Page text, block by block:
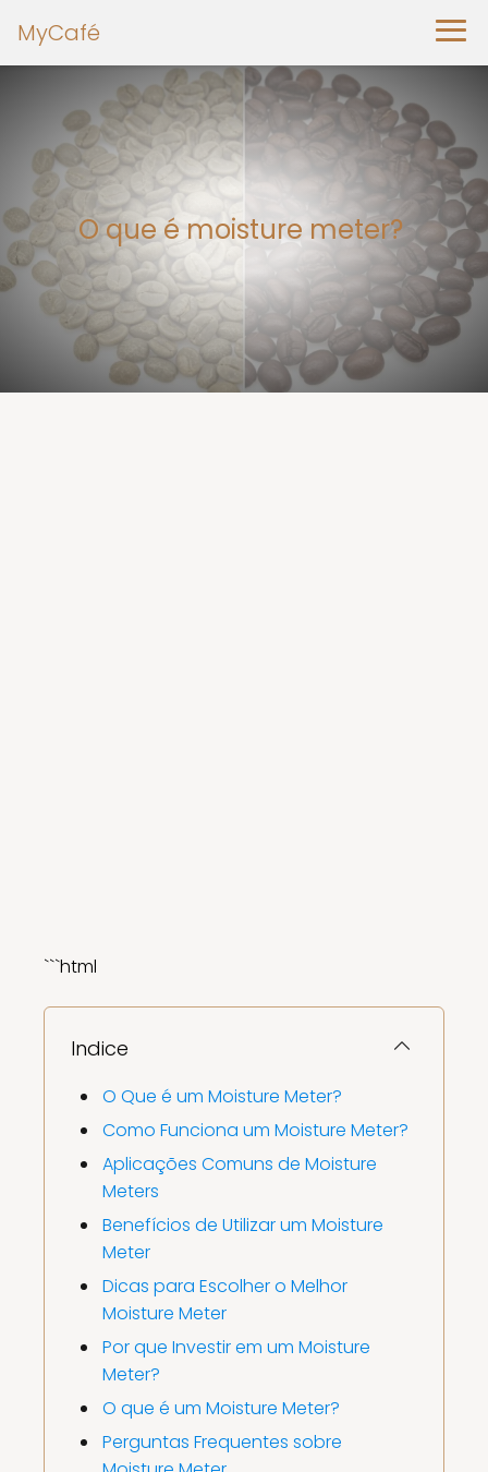
MyCafé
O que é moisture meter?
```html
Indice
O Que é um Moisture Meter?
Como Funciona um Moisture Meter?
Aplicações Comuns de Moisture
Meters
Benefícios de Utilizar um Moisture
Meter
Dicas para Escolher o Melhor
Moisture Meter
Por que Investir em um Moisture
Meter?
O que é um Moisture Meter?
Perguntas Frequentes sobre